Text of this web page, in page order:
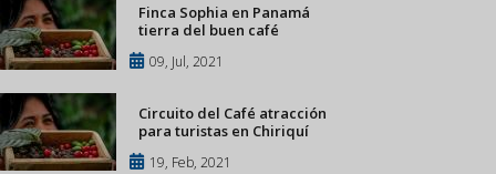
Finca Sophia en Panamá
tierra del buen café
09, Jul, 2021
Circuito del Café atracción
para turistas en Chiriquí
19, Feb, 2021